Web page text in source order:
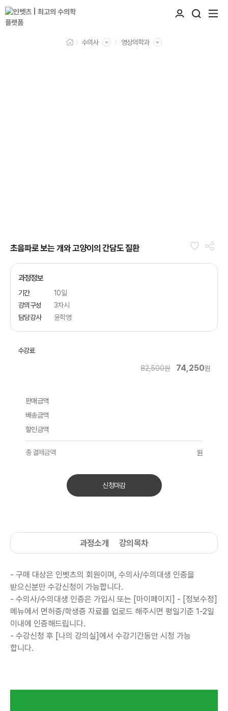
수의사 영상의학과
초음파로 보는 개와 고양이의 간담도 질환
과정정보
기간
10일
강의구성
3차시
담당강사
윤학영
수강료
82,500원 74,250원
판매금액
배송금액
할인금액
총 결제금액 원
신청마감
과정소개 강의목차
- 구매 대상은 인벳츠의 회원이며, 수의사/수의대생 인증을
받으신분만 수강신청이 가능합니다.
- 수의사/수의대생 인증은 가입시 또는 [마이페이지] - [정보수정]
메뉴에서 면허증/학생증 자료를 업로드 해주시면 평일기준 1-2일
이내에 인증해드립니다.
- 수강신청 후 [나의 강의실]에서 수강기간동안 시청 가능
합니다.